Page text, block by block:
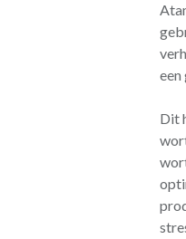
een
Dit